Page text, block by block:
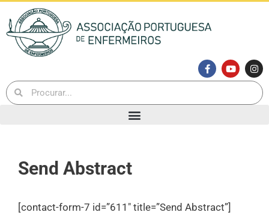
Send Abstract
[contact-form-7 id=”611″ title=”Send Abstract”]